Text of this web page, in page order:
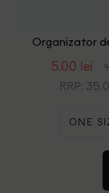
Organizator
5.00 lei
RRP:
ONE